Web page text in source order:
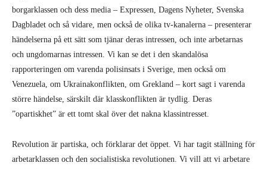
borgarklassen och dess media – Expressen, Dagens Nyheter, Svenska
Dagbladet och så vidare, men också de olika tv-kanalerna – presenterar
händelserna på ett sätt som tjänar deras intressen, och inte arbetarnas
och ungdomarnas intressen. Vi kan se det i den skandalösa
rapporteringen om varenda polisinsats i Sverige, men också om
Venezuela, om Ukrainakonflikten, om Grekland – kort sagt i varenda
större händelse, särskilt där klasskonflikten är tydlig. Deras
”opartiskhet” är ett tomt skal över det nakna klassintresset.
Revolution är partiska, och förklarar det öppet. Vi har tagit ställning för
arbetarklassen och den socialistiska revolutionen. Vi vill att vi arbetare